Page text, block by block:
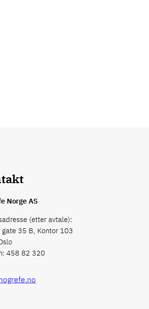
Norge AS
(etter avtale):
gate 35 B, Kontor 103
458 82 320